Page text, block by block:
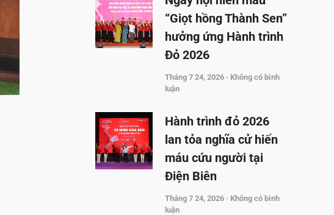
“Giọt hồng Thành Sen”
hưởng ứng Hành trình
Đỏ 2026
Tháng 7 24, 2026
Không có bình
luận
Hành trình đỏ 2026
lan tỏa nghĩa cử hiến
máu cứu người tại
Điện Biên
Tháng 7 24, 2026
Không có bình
luận